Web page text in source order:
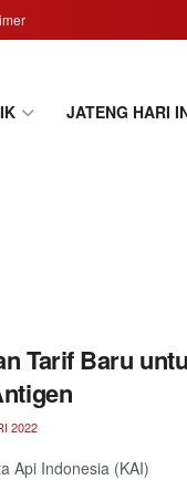
JATENG HARI
Tarif Baru
2022
Api Indonesia (KAI)